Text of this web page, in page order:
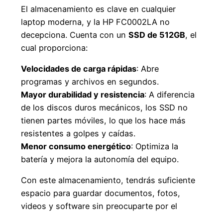
El almacenamiento es clave en cualquier
laptop moderna, y la HP FC0002LA no
decepciona. Cuenta con un SSD de 512GB, el
cual proporciona:
Velocidades de carga rápidas: Abre
programas y archivos en segundos.
Mayor durabilidad y resistencia: A diferencia
de los discos duros mecánicos, los SSD no
tienen partes móviles, lo que los hace más
resistentes a golpes y caídas.
Menor consumo energético: Optimiza la
batería y mejora la autonomía del equipo.
Con este almacenamiento, tendrás suficiente
espacio para guardar documentos, fotos,
videos y software sin preocuparte por el